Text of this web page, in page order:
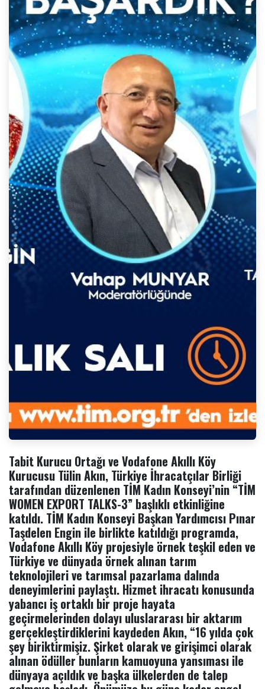
Tabit Kurucu Ortağı ve Vodafone Akıllı Köy
Kurucusu Tülin Akın, Türkiye İhracatçılar Birliği
tarafından düzenlenen TİM Kadın Konseyi’nin “TİM
WOMEN EXPORT TALKS-3” başlıklı etkinliğine
katıldı. TİM Kadın Konseyi Başkan Yardımcısı Pınar
Taşdelen Engin ile birlikte katıldığı programda,
Vodafone Akıllı Köy projesiyle örnek teşkil eden ve
Türkiye ve dünyada örnek alınan tarım
teknolojileri ve tarımsal pazarlama dalında
deneyimlerini paylaştı. Hizmet ihracatı konusunda
yabancı iş ortaklı bir proje hayata
geçirmelerinden dolayı uluslararası bir aktarım
gerçekleştirdiklerini kaydeden Akın, “16 yılda çok
şey biriktirmişiz. Şirket olarak ve girişimci olarak
alınan ödüller bunların kamuoyuna yansıması ile
dünyaya açıldık ve başka ülkelerden de talep